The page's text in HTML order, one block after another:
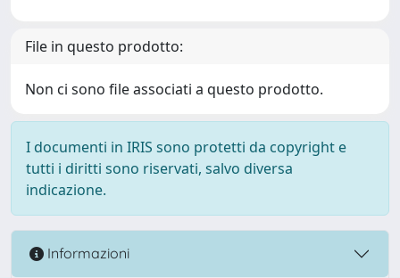
File in questo prodotto:
Non ci sono file associati a questo prodotto.
I documenti in IRIS sono protetti da copyright e
tutti i diritti sono riservati, salvo diversa
indicazione.
Informazioni